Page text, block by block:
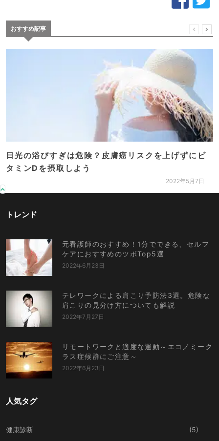
おすすめ記事
日光の浴びすぎは危険？皮膚癌リスクを上げずにビ
タミンDを摂取しよう
2022年5月7日
トレンド
元看護師のおすすめ！1分でできる、セルフ
ケアにおすすめのツボTop5選
2022年6月23日
テレワークによる肩こり予防法3選。危険な
肩こりの見分け方についても解説
2022年7月27日
リモートワークと適度な運動～エコノミーク
ラス症候群にご注意～
2022年6月23日
人気タグ
健康診断
(5)